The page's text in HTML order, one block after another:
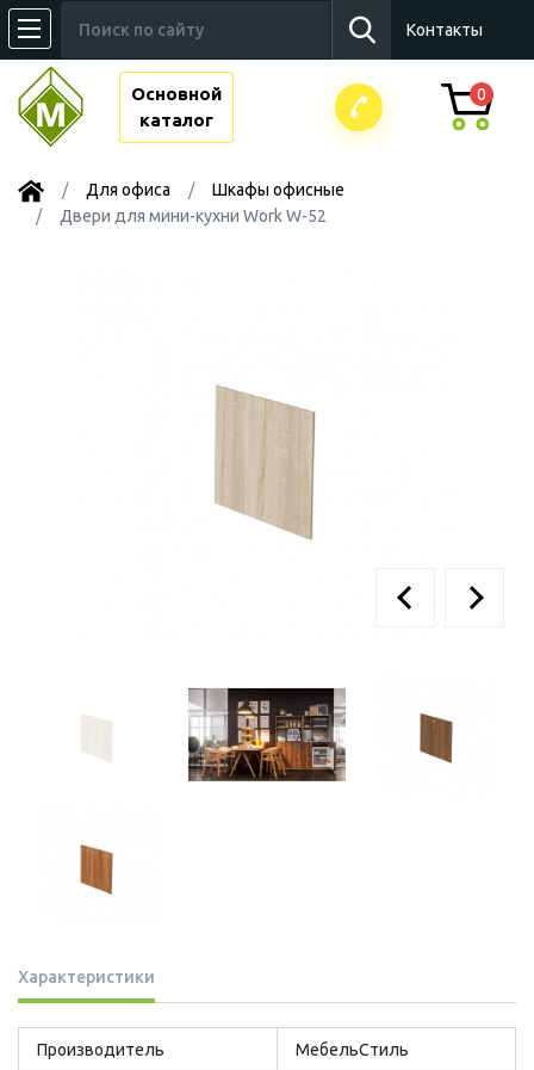
Контакты
Основной
каталог
0
Для офиса
Шкафы офисные
Двери для мини-кухни Work W-52
Характеристики
Производитель МебельСтиль